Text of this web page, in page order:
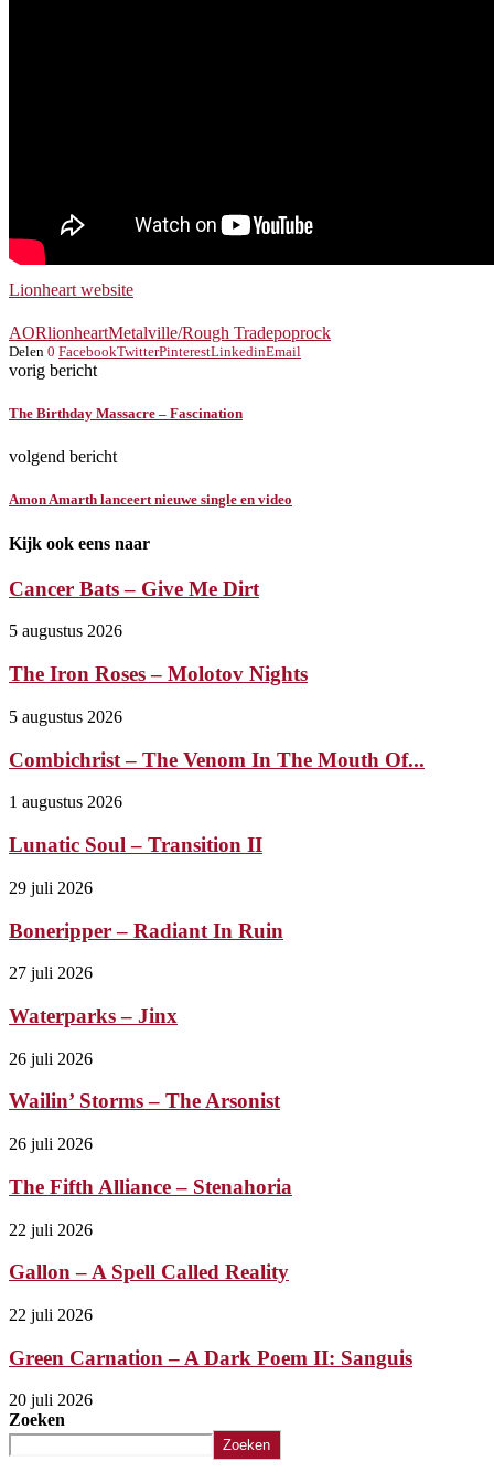
Lionheart website
AORlionheartMetalville/Rough Tradepoprock
Delen 0 FacebookTwitterPinterestLinkedinEmail
vorig bericht
The Birthday Massacre – Fascination
volgend bericht
Amon Amarth lanceert nieuwe single en video
Kijk ook eens naar
Cancer Bats – Give Me Dirt
5 augustus 2026
The Iron Roses – Molotov Nights
5 augustus 2026
Combichrist – The Venom In The Mouth Of...
1 augustus 2026
Lunatic Soul – Transition II
29 juli 2026
Boneripper – Radiant In Ruin
27 juli 2026
Waterparks – Jinx
26 juli 2026
Wailin’ Storms – The Arsonist
26 juli 2026
The Fifth Alliance – Stenahoria
22 juli 2026
Gallon – A Spell Called Reality
22 juli 2026
Green Carnation – A Dark Poem II: Sanguis
20 juli 2026
Zoeken
Zoeken